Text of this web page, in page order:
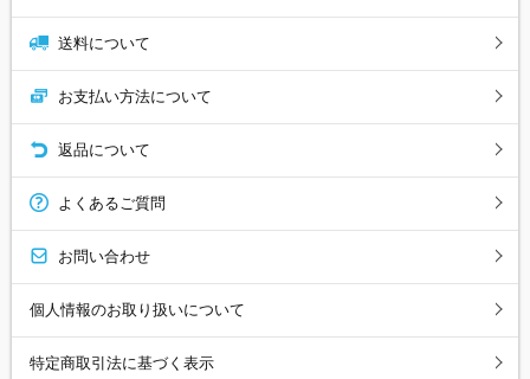
送料について
お支払い方法について
返品について
よくあるご質問
お問い合わせ
個人情報のお取り扱いについて
特定商取引法に基づく表示